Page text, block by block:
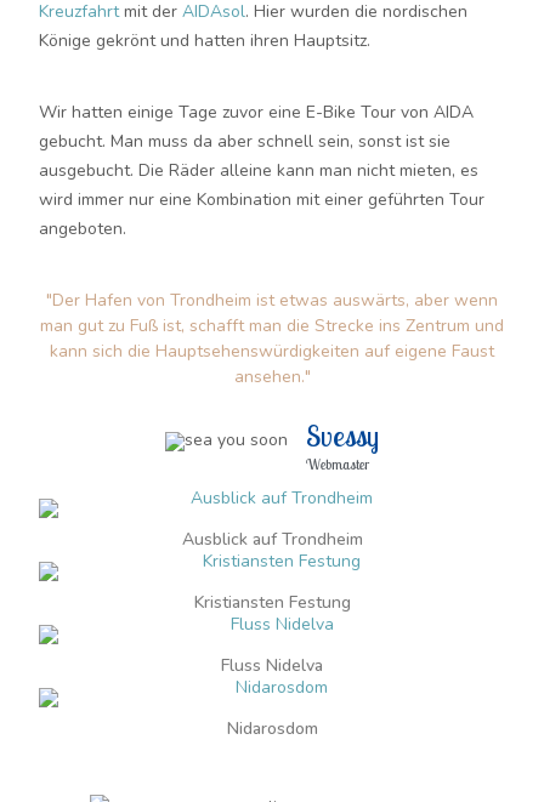
Kreuzfahrtmit der AIDAsol. Hier wurden die nordischen
Könige gekrönt und hatten ihren Hauptsitz.
Wir hatten einige Tage zuvor eine E-Bike Tour von AIDA
gebucht. Man muss da aber schnell sein, sonst ist sie
ausgebucht. Die Räder alleine kann man nicht mieten, es
wird immer nur eine Kombination mit einer geführten Tour
angeboten.
"Der Hafen von Trondheim ist etwas auswärts, aber wenn
man gut zu Fuß ist, schafft man die Strecke ins Zentrum und
kann sich die Hauptsehenswürdigkeiten auf eigene Faust
ansehen."
Svessy
Webmaster
Ausblick auf Trondheim
Kristiansten Festung
Fluss Nidelva
Nidarosdom